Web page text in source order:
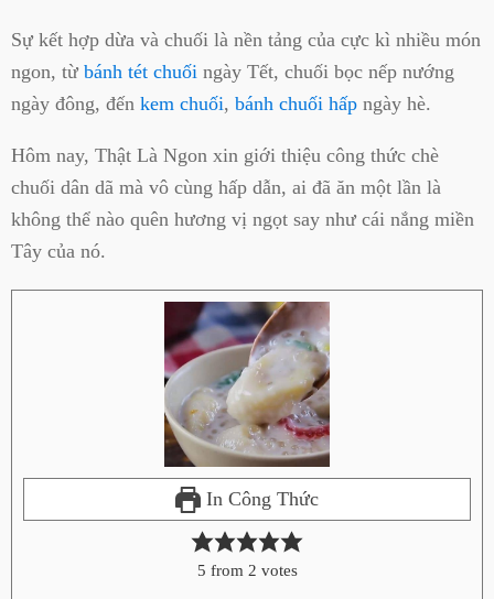
Sự kết hợp dừa và chuối là nền tảng của cực kì nhiều món
ngon, từ bánh tét chuối ngày Tết, chuối bọc nếp nướng
ngày đông, đến kem chuối, bánh chuối hấp ngày hè.
Hôm nay, Thật Là Ngon xin giới thiệu công thức chè
chuối dân dã mà vô cùng hấp dẫn, ai đã ăn một lần là
không thể nào quên hương vị ngọt say như cái nắng miền
Tây của nó.
In Công Thức
5 from 2 votes